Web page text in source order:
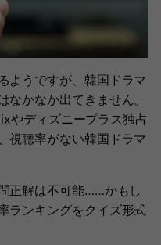
ようですが、韓国ドラマ
かなか出てきません。
やディズニープラス独占
視聴率がない韓国ドラマ
正解は不可能……かもし
ランキングをクイズ形式